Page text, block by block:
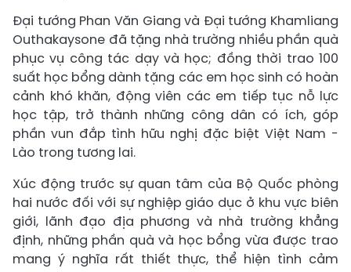
Đại tướng Phan Văn Giang và Đại tướng Khamliang
Outhakaysone đã tặng nhà trường nhiều phần quà
phục vụ công tác dạy và học; đồng thời trao 100
suất học bổng dành tặng các em học sinh có hoàn
cảnh khó khăn, động viên các em tiếp tục nỗ lực
học tập, trở thành những công dân có ích, góp
phần vun đắp tình hữu nghị đặc biệt Việt Nam -
Lào trong tương lai.
Xúc động trước sự quan tâm của Bộ Quốc phòng
hai nước đối với sự nghiệp giáo dục ở khu vực biên
giới, lãnh đạo địa phương và nhà trường khẳng
định, những phần quà và học bổng vừa được trao
mang ý nghĩa rất thiết thực, thể hiện tình cảm